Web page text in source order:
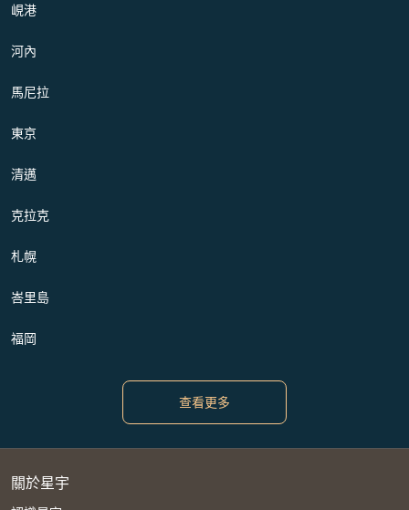
峴港
河內
馬尼拉
東京
清邁
克拉克
札幌
峇里島
福岡
查看更多
關於星宇